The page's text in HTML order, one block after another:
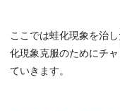
ここでは蛙化現象を治
化現象克服のためにチ
ていきます。